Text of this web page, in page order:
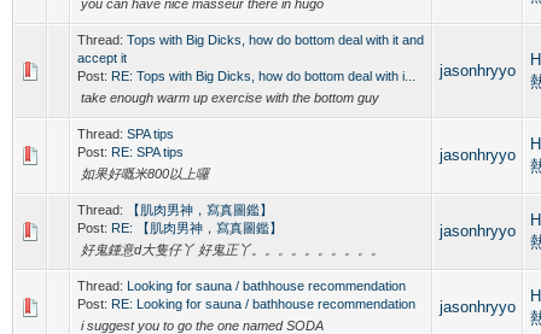
you can have nice masseur there in hugo
Thread: Tops with Big Dicks, how do bottom deal with it and
accept it
Post: RE: Tops with Big Dicks, how do bottom deal with i...
take enough warm up exercise with the bottom guy
jasonhryyo
Thread: SPA tips
Post: RE: SPA tips
如果好嘅米800以上囉
jasonhryyo
Thread:
【肌肉男神，寫真圖鑑】
Post: RE: 【肌肉男神，寫真圖鑑】
好鬼鍾意d大隻仔丫 好鬼正丫。。。。。。。。。。
jasonhryyo
Thread: Looking for sauna / bathhouse recommendation
Post: RE: Looking for sauna / bathhouse recommendation
i suggest you to go the one named SODA
jasonhryyo